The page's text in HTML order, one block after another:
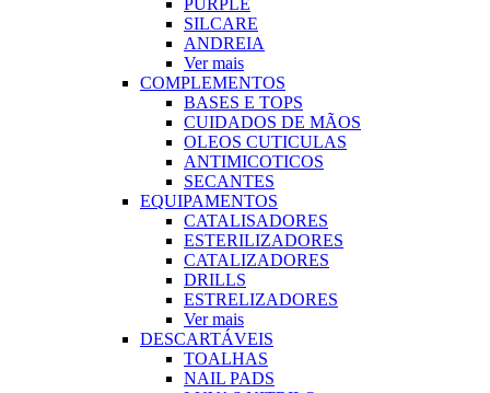
SILCARE
ANDREIA
Ver mais
COMPLEMENTOS
BASES E TOPS
CUIDADOS DE MÃOS
OLEOS CUTICULAS
ANTIMICOTICOS
SECANTES
EQUIPAMENTOS
CATALISADORES
ESTERILIZADORES
CATALIZADORES
DRILLS
ESTRELIZADORES
Ver mais
DESCARTÁVEIS
TOALHAS
NAIL PADS